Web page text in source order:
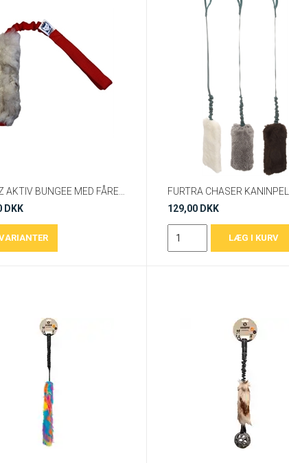
DKK
129,00 DKK